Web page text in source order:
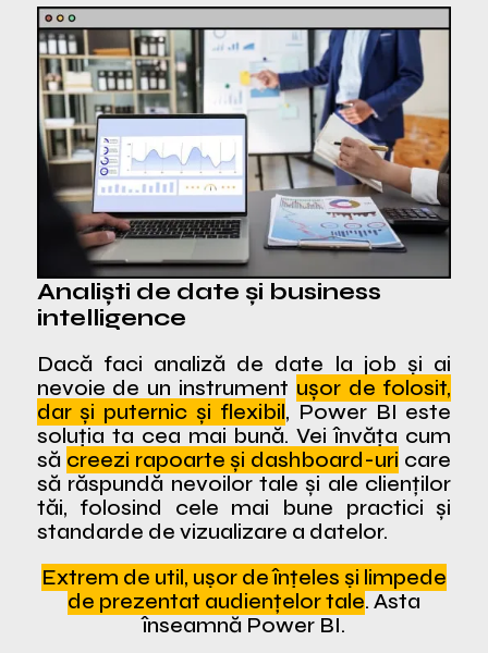
Analiști de date și business
intelligence
Dacă faci analiză de date la job și ai
nevoie de un instrument ușor de folosit,
dar și puternic și flexibil, Power BI este
soluția ta cea mai bună. Vei învăța cum
să creezi rapoarte și dashboard-uri care
să răspundă nevoilor tale și ale clienților
tăi, folosind cele mai bune practici și
standarde de vizualizare a datelor.
Extrem de util, ușor de înțeles și limpede
de prezentat audiențelor tale. Asta
înseamnă Power BI.